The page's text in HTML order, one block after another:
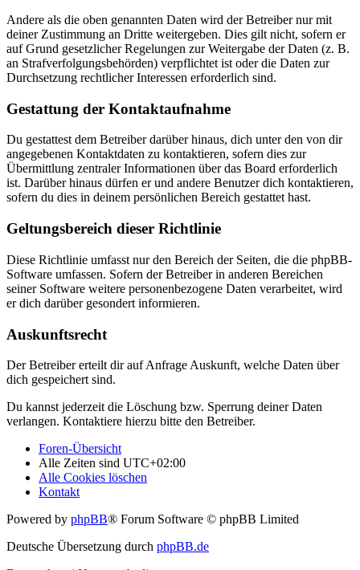
Andere als die oben genannten Daten wird der Betreiber nur mit
deiner Zustimmung an Dritte weitergeben. Dies gilt nicht, sofern er
auf Grund gesetzlicher Regelungen zur Weitergabe der Daten (z. B.
an Strafverfolgungsbehörden) verpflichtet ist oder die Daten zur
Durchsetzung rechtlicher Interessen erforderlich sind.
Gestattung der Kontaktaufnahme
Du gestattest dem Betreiber darüber hinaus, dich unter den von dir
angegebenen Kontaktdaten zu kontaktieren, sofern dies zur
Übermittlung zentraler Informationen über das Board erforderlich
ist. Darüber hinaus dürfen er und andere Benutzer dich kontaktieren,
sofern du dies in deinem persönlichen Bereich gestattet hast.
Geltungsbereich dieser Richtlinie
Diese Richtlinie umfasst nur den Bereich der Seiten, die die phpBB-
Software umfassen. Sofern der Betreiber in anderen Bereichen
seiner Software weitere personenbezogene Daten verarbeitet, wird
er dich darüber gesondert informieren.
Auskunftsrecht
Der Betreiber erteilt dir auf Anfrage Auskunft, welche Daten über
dich gespeichert sind.
Du kannst jederzeit die Löschung bzw. Sperrung deiner Daten
verlangen. Kontaktiere hierzu bitte den Betreiber.
Foren-Übersicht
Alle Zeiten sind UTC+02:00
Alle Cookies löschen
Kontakt
Powered by phpBB® Forum Software © phpBB Limited
Deutsche Übersetzung durch phpBB.de